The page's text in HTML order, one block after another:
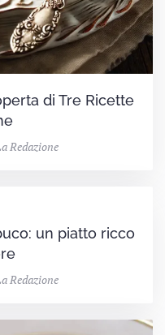
di Tre Ricette
Redazione
un piatto ricco
Redazione